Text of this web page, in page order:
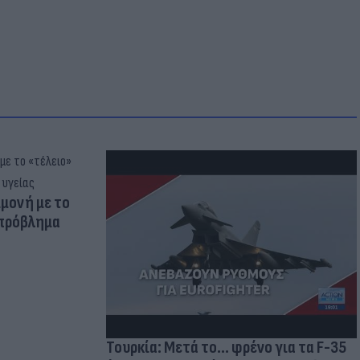
με το
Τουρκία: Μετά το... φρένο για τα F-35